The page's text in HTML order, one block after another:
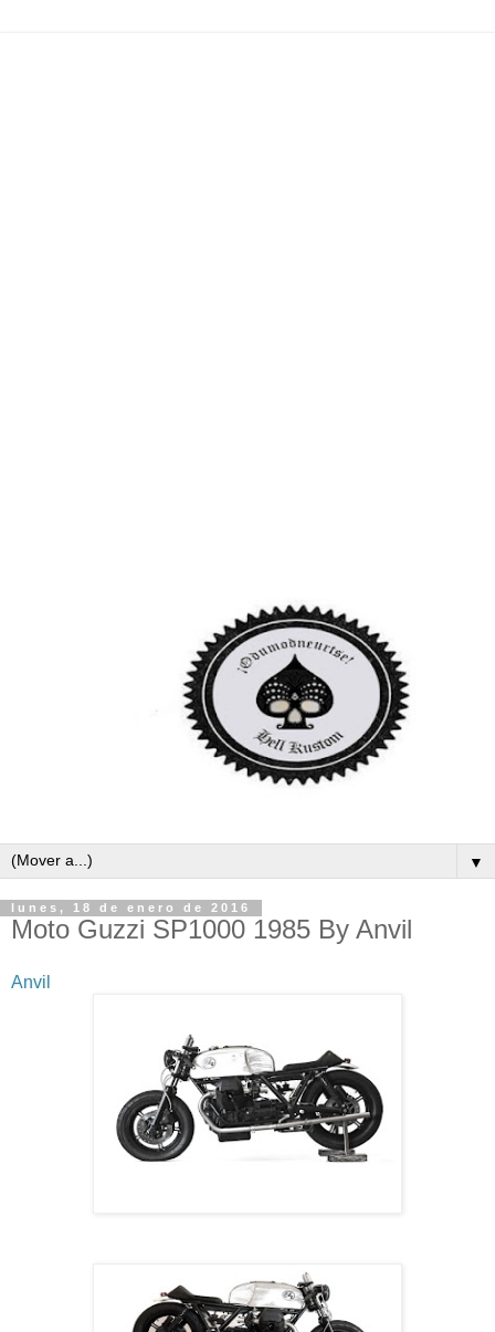
▼
lunes, 18 de enero de 2016
Moto Guzzi SP1000 1985 By Anvil
Anvil